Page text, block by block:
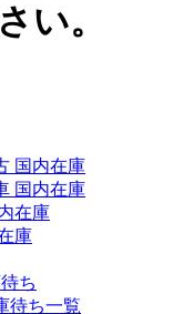
い。
国内在庫
国内在庫
在庫
庫
ち
待ち一覧